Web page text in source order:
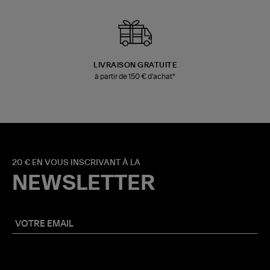
LIVRAISON GRATUITE
à partir de 150 € d'achat*
20 € EN VOUS INSCRIVANT À LA
NEWSLETTER